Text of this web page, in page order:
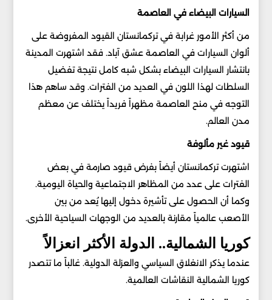
السيارات البيضاء في العاصمة
من أكثر الأمور غرابة في تركمانستان القيود المفروضة على
ألوان السيارات في العاصمة عشق آباد. فقد اشتهرت المدينة
بانتشار السيارات البيضاء بشكل شبه كامل نتيجة تفضيل
السلطات لهذا اللون في العديد من الفترات. وقد ساهم هذا
التوجه في منح العاصمة مظهراً فريداً يختلف عن معظم
مدن العالم.
قيود غير مألوفة
اشتهرت تركمانستان أيضاً بفرض قيود صارمة في بعض
الفترات على عدد من المظاهر الاجتماعية والحياة اليومية.
وكما أن الحصول على تأشيرة دخول إليها يُعد من بين
الأصعب عالمياً مقارنة بالعديد من الوجهات السياحية الأخرى.
كوريا الشمالية.. الدولة الأكثر انعزالاً
عندما يذكر الانغلاق السياسي والعزلة الدولية. غالباً ما تتصدر
كوريا الشمالية النقاشات العالمية.